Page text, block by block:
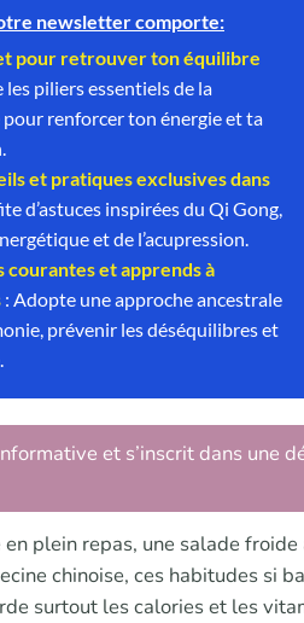
et s’inscrit dans une
en plein repas, une salade
chinoise, ces habitudes si
surtout les calories et les